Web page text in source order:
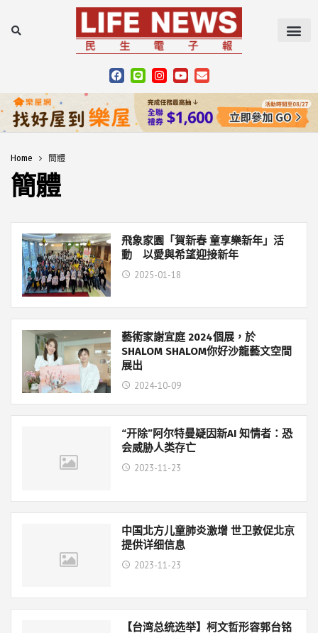
Home 簡體
簡體
飛象家園「賀新春 童享樂新年」活
動 以愛與希望迎接新年
2025-01-18
藝術家謝宜庭 2024個展，於
SHALOM SHALOM你好沙龍藝文空間
展出
2024-10-09
“开除”阿尔特曼疑因新AI 知情者：恐
会威胁人类存亡
2023-11-23
中国北方儿童肺炎激增 世卫敦促北京
提供详细信息
2023-11-23
【台湾总统选举】柯文哲形容郭台铭